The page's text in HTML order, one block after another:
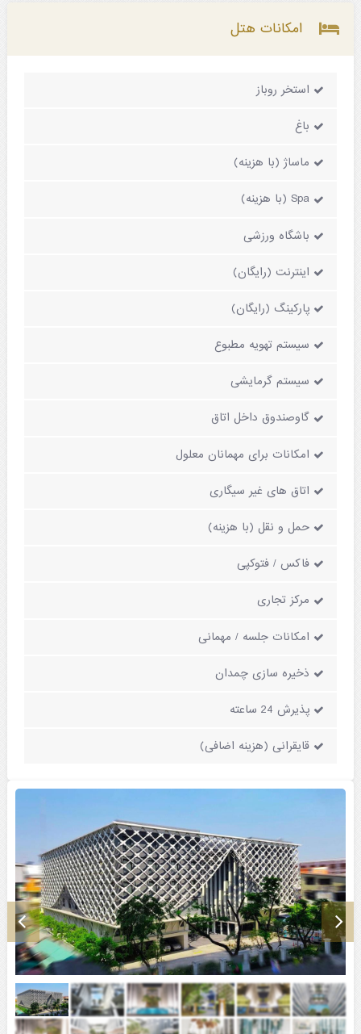
امکانات هتل
استخر روباز
باغ
ماساژ (با هزینه)
Spa (با هزینه)
باشگاه ورزشی
اینترنت (رایگان)
پارکینگ (رایگان)
سیستم تهویه مطبوع
سیستم گرمایشی
گاوصندوق داخل اتاق
امکانات برای مهمانان معلول
اتاق های غیر سیگاری
حمل و نقل (با هزینه)
فاکس / فتوکپی
مرکز تجاری
امکانات جلسه / مهمانی
ذخیره سازی چمدان
پذیرش 24 ساعته
قایقرانی (هزینه اضافی)